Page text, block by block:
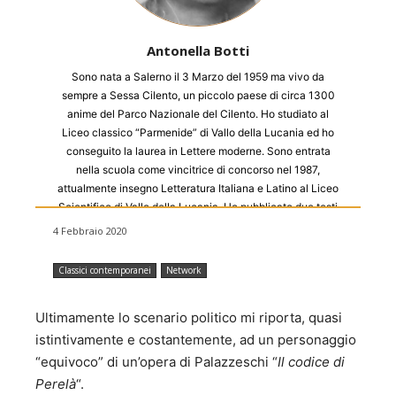
Antonella Botti
Sono nata a Salerno il 3 Marzo del 1959 ma vivo da
sempre a Sessa Cilento, un piccolo paese di circa 1300
anime del Parco Nazionale del Cilento. Ho studiato al
Liceo classico “Parmenide” di Vallo della Lucania ed ho
conseguito la laurea in Lettere moderne. Sono entrata
nella scuola come vincitrice di concorso nel 1987,
attualmente insegno Letteratura Italiana e Latino al Liceo
Scientifico di Vallo della Lucania. Ho pubblicato due testi
di storia locale: "La lapidazione di Santi Stefano" e
mese gestisco un blog, una sorta di necessità interiore che
mi porta a reagire al pessimismo della ragione con
possibili "fughe immobili".
4 Febbraio 2020
Classici contemporanei Network
Ultimamente lo scenario politico mi riporta, quasi
istintivamente e costantemente, ad un personaggio
“equivoco” di un’opera di Palazzeschi “Il codice di
Perelà“.